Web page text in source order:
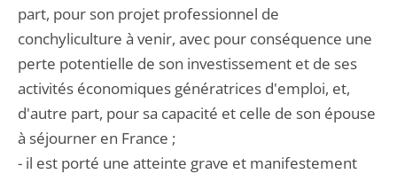
part, pour son projet professionnel de
conchyliculture à venir, avec pour conséquence une
perte potentielle de son investissement et de ses
activités économiques génératrices d'emploi, et,
d'autre part, pour sa capacité et celle de son épouse
à séjourner en France ;
- il est porté une atteinte grave et manifestement